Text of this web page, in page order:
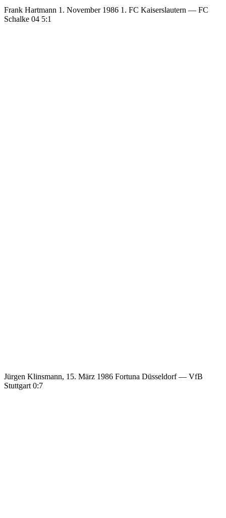
Frank Hartmann 1. November 1986 1. FC Kaiserslautern — FC
Schalke 04 5:1
Jürgen Klinsmann, 15. März 1986 Fortuna Düsseldorf — VfB
Stuttgart 0:7